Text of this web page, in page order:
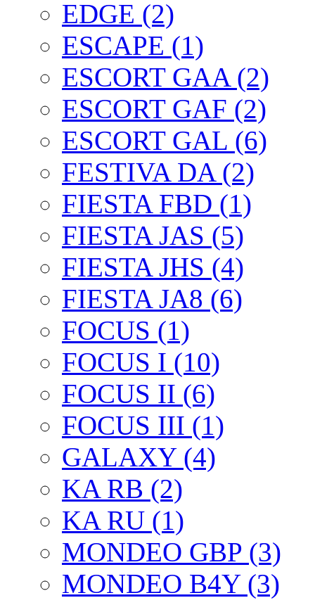
EDGE (2)
ESCAPE (1)
ESCORT GAA (2)
ESCORT GAF (2)
ESCORT GAL (6)
FESTIVA DA (2)
FIESTA FBD (1)
FIESTA JAS (5)
FIESTA JHS (4)
FIESTA JA8 (6)
FOCUS (1)
FOCUS I (10)
FOCUS II (6)
FOCUS III (1)
GALAXY (4)
KA RB (2)
KA RU (1)
MONDEO GBP (3)
MONDEO B4Y (3)